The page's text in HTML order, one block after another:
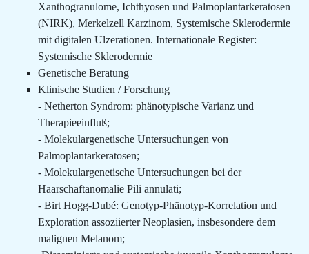
Xanthogranulome, Ichthyosen und Palmoplantarkeratosen
(NIRK), Merkelzell Karzinom, Systemische Sklerodermie
mit digitalen Ulzerationen. Internationale Register:
Systemische Sklerodermie
Genetische Beratung
Klinische Studien / Forschung
- Netherton Syndrom: phänotypische Varianz und
Therapieeinfluß;
- Molekulargenetische Untersuchungen von
Palmoplantarkeratosen;
- Molekulargenetische Untersuchungen bei der
Haarschaftanomalie Pili annulati;
- Birt Hogg-Dubé: Genotyp-Phänotyp-Korrelation und
Exploration assoziierter Neoplasien, insbesondere dem
malignen Melanom;